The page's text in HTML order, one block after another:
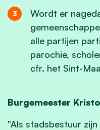
Wordt er
alle partijen
parochie,
cfr. het Sint-
Burgemeester
"Als stadsbestuur